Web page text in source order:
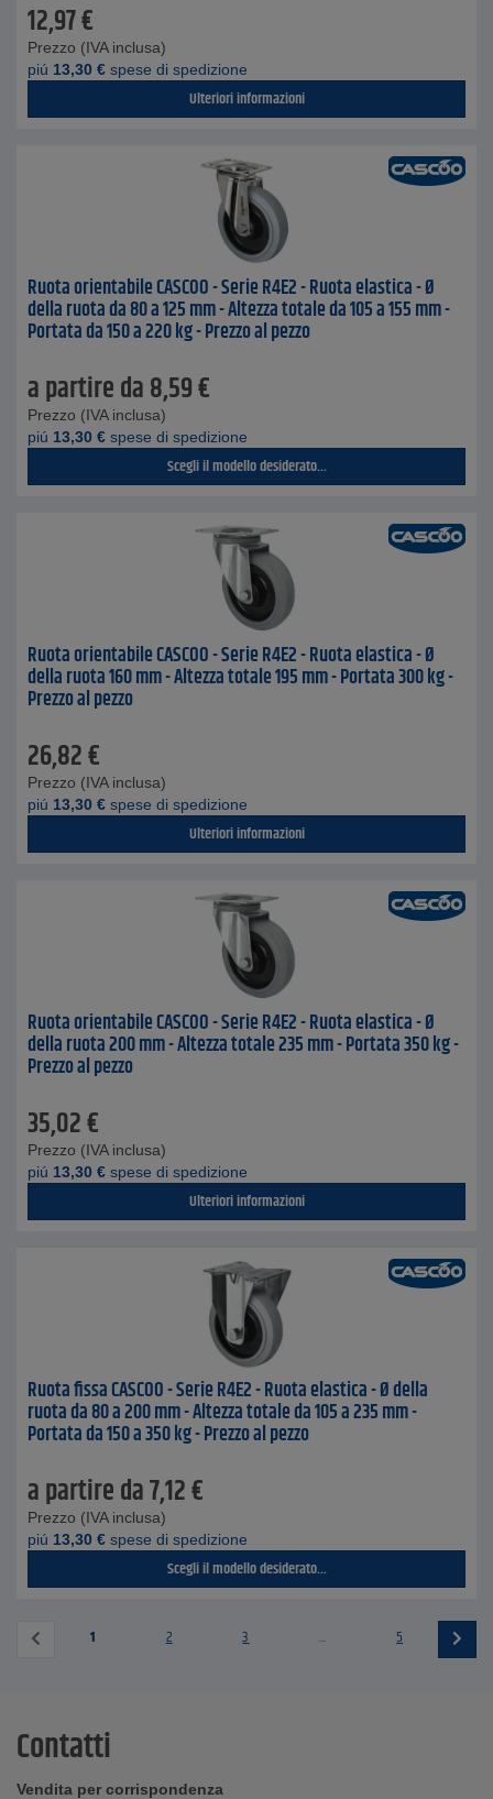
12,97€
Prezzo (IVA inclusa)
piú 13,30 € spese di spedizione
Ulteriori informazioni
Ruota orientabile CASCOO - Serie R4E2 - Ruota elastica - Ø
della ruota da 80 a 125 mm - Altezza totale da 105 a 155 mm -
Portata da 150 a 220 kg - Prezzo al pezzo
a partire da8,59€
Prezzo (IVA inclusa)
piú 13,30 € spese di spedizione
Scegli il modello desiderato...
Ruota orientabile CASCOO - Serie R4E2 - Ruota elastica - Ø
della ruota 160 mm - Altezza totale 195 mm - Portata 300 kg -
Prezzo al pezzo
26,82€
Prezzo (IVA inclusa)
piú 13,30 € spese di spedizione
Ulteriori informazioni
Ruota orientabile CASCOO - Serie R4E2 - Ruota elastica - Ø
della ruota 200 mm - Altezza totale 235 mm - Portata 350 kg -
Prezzo al pezzo
35,02€
Prezzo (IVA inclusa)
piú 13,30 € spese di spedizione
Ulteriori informazioni
Ruota fissa CASCOO - Serie R4E2 - Ruota elastica - Ø della
ruota da 80 a 200 mm - Altezza totale da 105 a 235 mm -
Portata da 150 a 350 kg - Prezzo al pezzo
a partire da7,12€
Prezzo (IVA inclusa)
piú 13,30 € spese di spedizione
Scegli il modello desiderato...
1 2 3 ... 5
Contatti
Vendita per corrispondenza